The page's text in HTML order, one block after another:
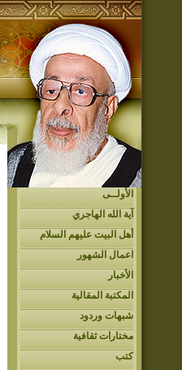
الأولــى
آية الله الهاجري
أهل البيت عليهم السلام
اعمال الشهور
الأخبار
المكتبة المقالية
شبهات وردود
مختارات ثقافية
كتب